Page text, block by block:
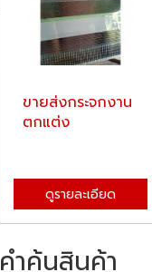
​​​​​​​ขายส่งกระจกงาน
ตกแต่ง
ดูรายละเอียด
คำค้นสินค้า